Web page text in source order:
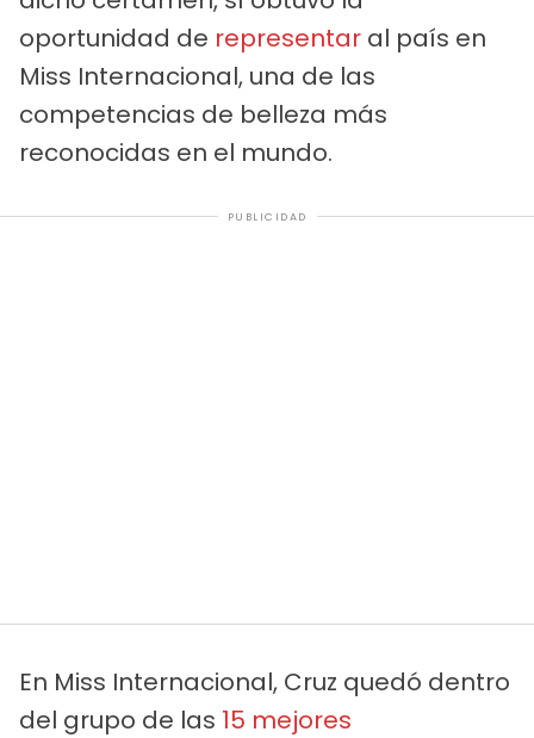
oportunidad de representar al país en
Miss Internacional, una de las
competencias de belleza más
reconocidas en el mundo.
PUBLICIDAD
En Miss Internacional, Cruz quedó dentro
del grupo de las 15 mejores